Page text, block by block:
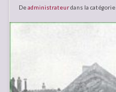
Deadministrateurdans la catégorie